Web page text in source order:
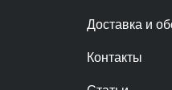
Доставка и
Контакты